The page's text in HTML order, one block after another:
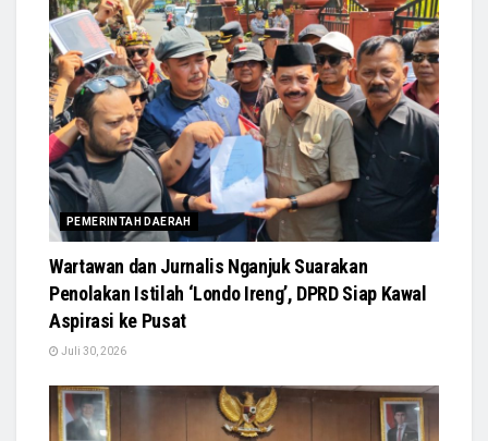
PEMERINTAH DAERAH
Wartawan dan Jurnalis Nganjuk Suarakan
Penolakan Istilah ‘Londo Ireng’, DPRD Siap Kawal
Aspirasi ke Pusat
Juli 30, 2026